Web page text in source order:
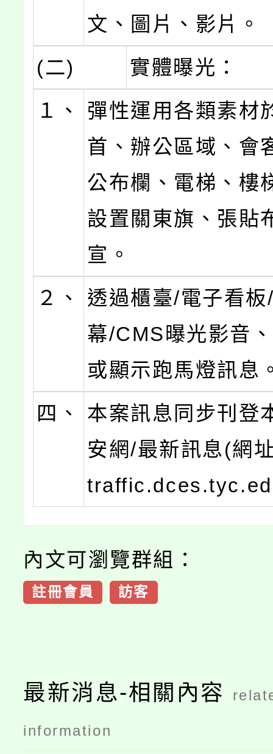
文、圖片、影片。
(二)
實體曝光：
１、
彈性運用各類素材
首、辦公區域、會
公布欄、電梯、樓
設置關東旗、張貼
宣。
２、
透過櫃臺/電子看
幕/CMS曝光影音
或顯示跑馬燈訊息
四、
本案訊息同步刊登
安網/最新訊息(網
內文可瀏覽群組：
註冊會員 訪客
最新消息-相關內容
information